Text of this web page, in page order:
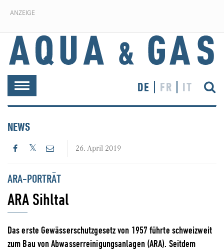
ANZEIGE
Toggle
navigation
DE FR IT
NEWS
26. April 2019
ARA-PORTRÄT
ARA Sihltal
Das erste Gewässerschutzgesetz von 1957 führte schweizweit
zum Bau von Abwasserreinigungsanlagen (ARA). Seitdem